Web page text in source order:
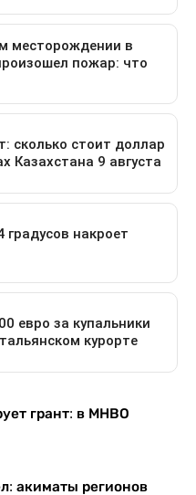
грант: в МНВО
акиматы регионов